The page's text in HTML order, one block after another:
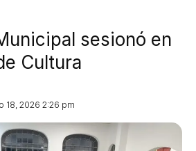
sesionó en
Cultura
18, 2026 2:26 pm